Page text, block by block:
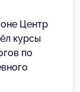
Центр
курсы
по